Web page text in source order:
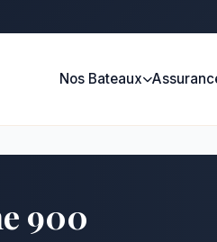
Nos Bateaux
900